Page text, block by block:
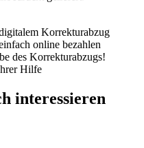
Korrekturabzug
online bezahlen
des Korrekturabzugs!
Hilfe
interessieren